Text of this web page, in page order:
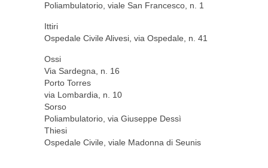
Poliambulatorio, viale San Francesco, n. 1
Ittiri
Ospedale Civile Alivesi, via Ospedale, n. 41
Ossi
Via Sardegna, n. 16
Porto Torres
via Lombardia, n. 10
Sorso
Poliambulatorio, via Giuseppe Dessì
Thiesi
Ospedale Civile, viale Madonna di Seunis